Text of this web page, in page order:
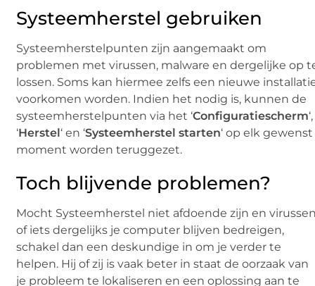
Systeemherstel gebruiken
Systeemherstelpunten zijn aangemaakt om
problemen met virussen, malware en dergelijke op
lossen. Soms kan hiermee zelfs een nieuwe
voorkomen worden. Indien het nodig is, kunnen de
systeemherstelpunten via het ‘Configuratiescherm‘,
‘Herstel‘ en ‘Systeemherstel starten‘ op elk gewenst
moment worden teruggezet.
Toch blijvende problemen?
Mocht Systeemherstel niet afdoende zijn en
of iets dergelijks je computer blijven bedreigen,
schakel dan een deskundige in om je verder te
helpen. Hij of zij is vaak beter in staat de oorzaak van
je probleem te lokaliseren en een oplossing aan te